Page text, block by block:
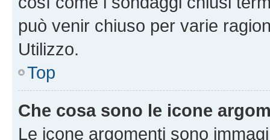
può venir chiuso per varie
Utilizzo.
Top
Che cosa sono le icone
Le icone argomenti sono